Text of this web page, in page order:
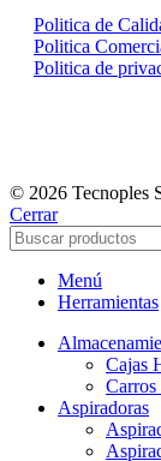
Politica de
Politica
Politica de
© 2026 Tecnoples
Cerrar
Menú
Herramientas
Cajas
Carros
Aspiradoras